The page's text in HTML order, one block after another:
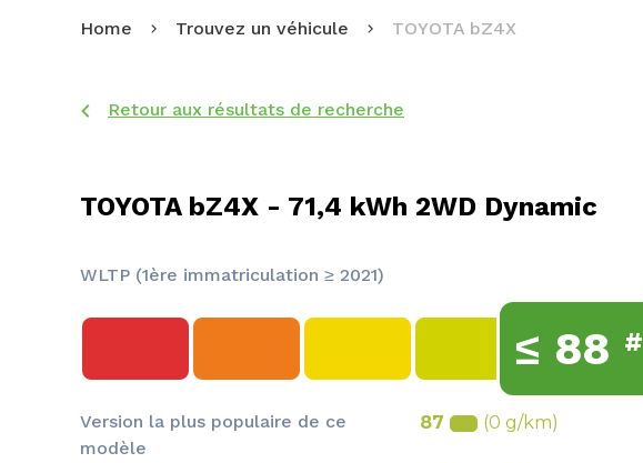
Home Trouvez un véhicule TOYOTA bZ4X
Retour aux résultats de recherche
TOYOTA bZ4X - 71,4 kWh 2WD Dynamic
WLTP (1ère immatriculation ≥ 2021)
≤ 88 #
Version la plus populaire de ce
modèle
87 (0 g/km)